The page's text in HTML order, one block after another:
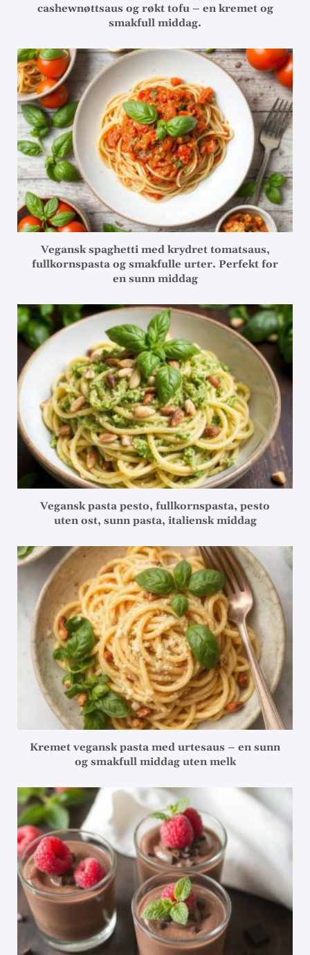
cashewnøttsaus og røkt tofu – en kremet og
smakfull middag.
Vegansk spaghetti med krydret tomatsaus,
fullkornspasta og smakfulle urter. Perfekt for
en sunn middag
Vegansk pasta pesto, fullkornspasta, pesto
uten ost, sunn pasta, italiensk middag
Kremet vegansk pasta med urtesaus – en sunn
og smakfull middag uten melk